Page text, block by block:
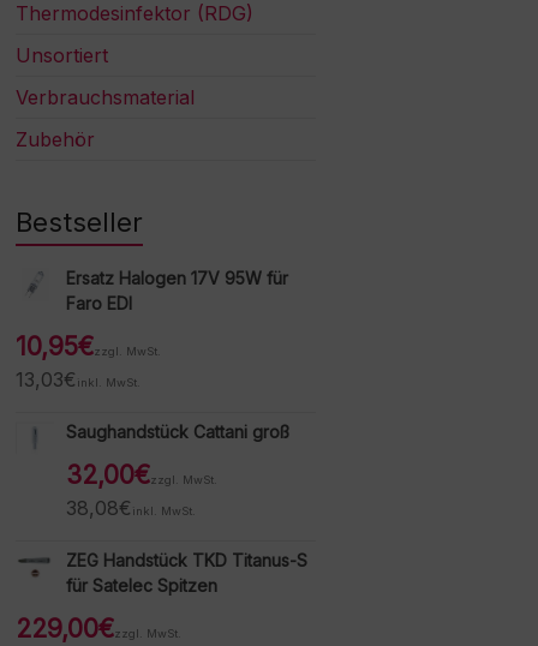
Thermodesinfektor (RDG)
Unsortiert
Verbrauchsmaterial
Zubehör
Bestseller
Ersatz Halogen 17V 95W für
Faro EDI
10,95€zzgl. MwSt.
13,03€ inkl. MwSt.
Saughandstück Cattani groß
32,00€zzgl. MwSt.
38,08€ inkl. MwSt.
ZEG Handstück TKD Titanus-S
für Satelec Spitzen
229,00€zzgl. MwSt.